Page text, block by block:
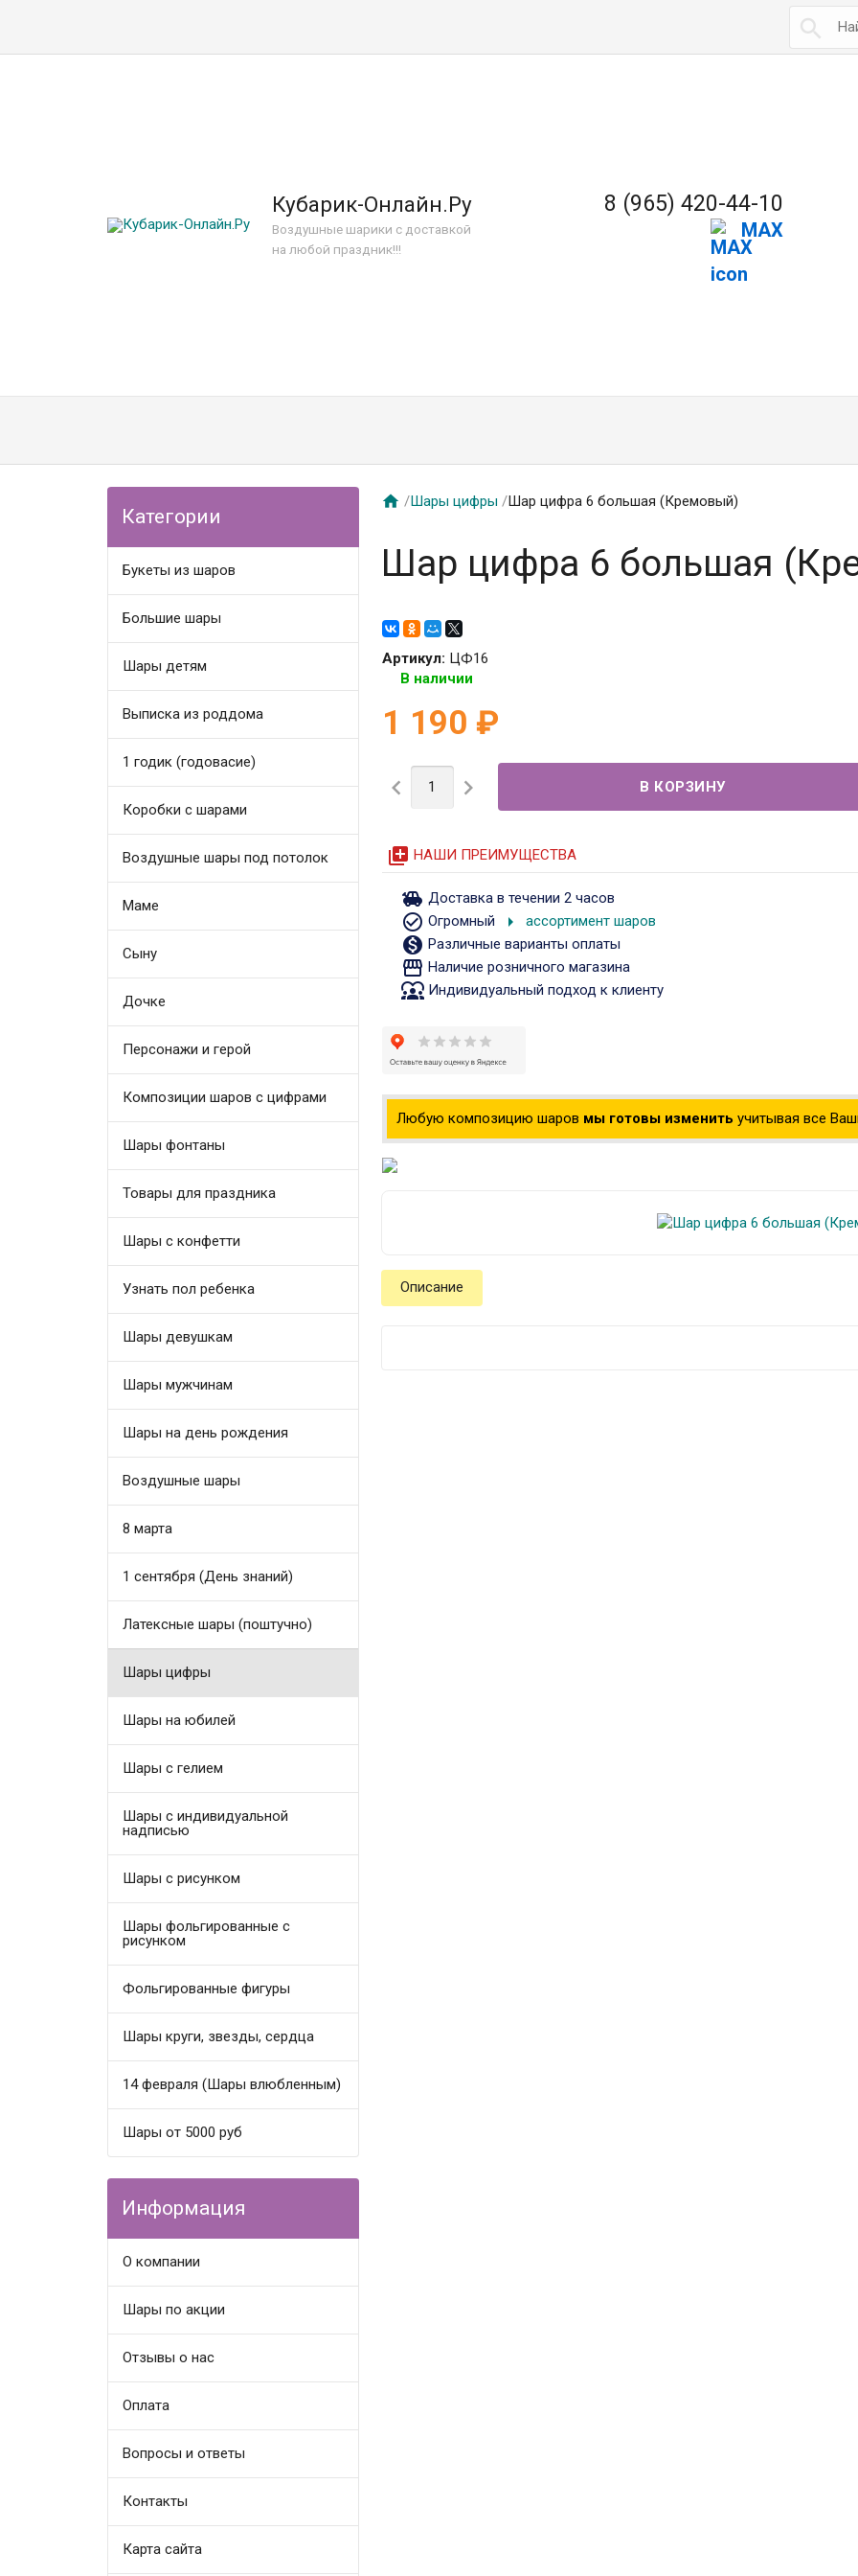

Кубарик-Онлайн.Ру
Воздушные шарики с доставкой
на любой праздник!!!
8 (965) 420-44-10
MAX
Категории
Букеты из шаров
Большие шары
Шары детям
Выписка из роддома
1 годик (годовасие)
Коробки с шарами
Воздушные шары под потолок
Маме
Сыну
Дочке
Персонажи и герой
Композиции шаров с цифрами
Шары фонтаны
Товары для праздника
Шары с конфетти
Узнать пол ребенка
Шары девушкам
Шары мужчинам
Шары на день рождения
Воздушные шары
8 марта
1 сентября (День знаний)
Латексные шары (поштучно)
Шары цифры
Шары на юбилей
Шары с гелием
Шары с индивидуальной
надписью
Шары с рисунком
Шары фольгированные с
рисунком
Фольгированные фигуры
Шары круги, звезды, сердца
14 февраля (Шары влюбленным)
Шары от 5000 руб
Информация
О компании
Шары по акции
Отзывы о нас
Оплата
Вопросы и ответы
Контакты
Карта сайта
 /Шары цифры /Шар цифра 6 большая (Кремовый)
Шар цифра 6 большая
Артикул: ЦФ16
В наличии
1 190 ₽
 
queue НАШИ ПРЕИМУЩЕСТВА
toys Доставка в течении 2 часов
check_circle_outline Огромный arrow_right ассортимент шаров
monetization_on Различные варианты оплаты
storefront Наличие розничного магазина
diversity_1Индивидуальный подход к клиенту
Любую композицию шаров мы готовы изменить учитывая все
Описание